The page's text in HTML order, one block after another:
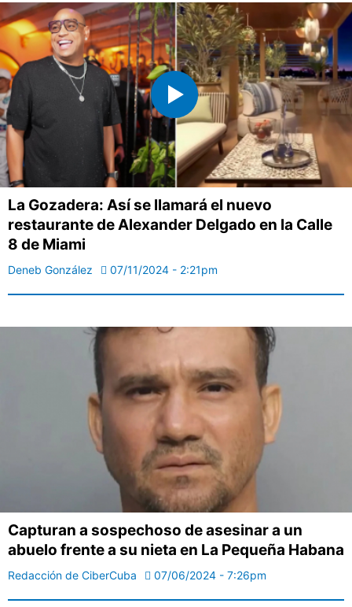
La Gozadera: Así se llamará el nuevo
restaurante de Alexander Delgado en la Calle
8 de Miami
Deneb González 07/11/2024 - 2:21pm
Capturan a sospechoso de asesinar a un
abuelo frente a su nieta en La Pequeña Habana
Redacción de CiberCuba 07/06/2024 - 7:26pm